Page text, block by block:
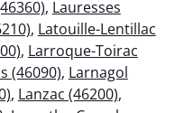
, Lauresses
, Latouille-Lentillac
, Larroque-Toirac
(46090), Larnagol
, Lanzac (46200),